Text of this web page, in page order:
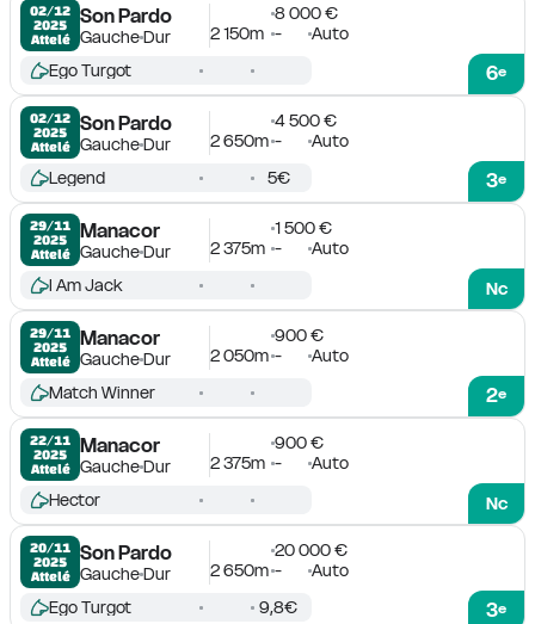
02/12
2025
Attelé
Son Pardo
GaucheDur
8 000 €
2 150m - Auto
6e
Ego Turgot
02/12
2025
Attelé
Son Pardo
GaucheDur
4 500 €
2 650m - Auto
3e
Legend 5€
29/11
2025
Attelé
Manacor
GaucheDur
1 500 €
2 375m -
Auto
Nc
I Am Jack
29/11
2025
Attelé
Manacor
GaucheDur
900 €
2 050m - Auto
2e
Match Winner
22/11
2025
Attelé
Manacor
GaucheDur
900 €
2 375m -
Auto
Nc
Hector
20/11
2025
Attelé
Son Pardo
GaucheDur
20 000 €
2 650m - Auto
3e
Ego Turgot 9,8€